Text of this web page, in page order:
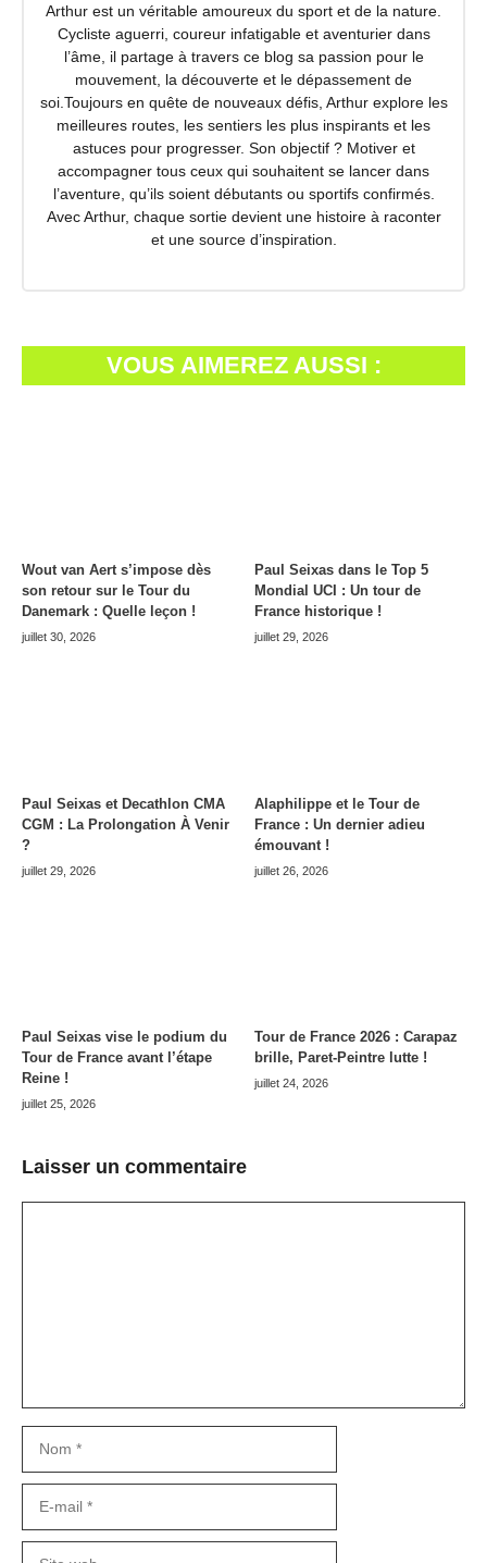
Arthur est un véritable amoureux du sport et de la nature.
Cycliste aguerri, coureur infatigable et aventurier dans
l’âme, il partage à travers ce blog sa passion pour le
mouvement, la découverte et le dépassement de
soi.Toujours en quête de nouveaux défis, Arthur explore les
meilleures routes, les sentiers les plus inspirants et les
astuces pour progresser. Son objectif ? Motiver et
accompagner tous ceux qui souhaitent se lancer dans
l’aventure, qu’ils soient débutants ou sportifs confirmés.
Avec Arthur, chaque sortie devient une histoire à raconter
et une source d’inspiration.
VOUS AIMEREZ AUSSI :
Wout van Aert s’impose dès
son retour sur le Tour du
Danemark : Quelle leçon !
juillet 30, 2026
Paul Seixas dans le Top 5
Mondial UCI : Un tour de
France historique !
juillet 29, 2026
Paul Seixas et Decathlon CMA
CGM : La Prolongation À Venir
?
juillet 29, 2026
Alaphilippe et le Tour de
France : Un dernier adieu
émouvant !
juillet 26, 2026
Paul Seixas vise le podium du
Tour de France avant l’étape
Reine !
juillet 25, 2026
Tour de France 2026 : Carapaz
brille, Paret-Peintre lutte !
juillet 24, 2026
Laisser un commentaire
mail